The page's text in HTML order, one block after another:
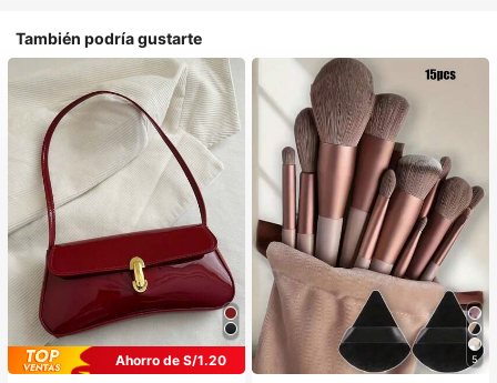
También podría gustarte
Ahorro de S/1.20
5